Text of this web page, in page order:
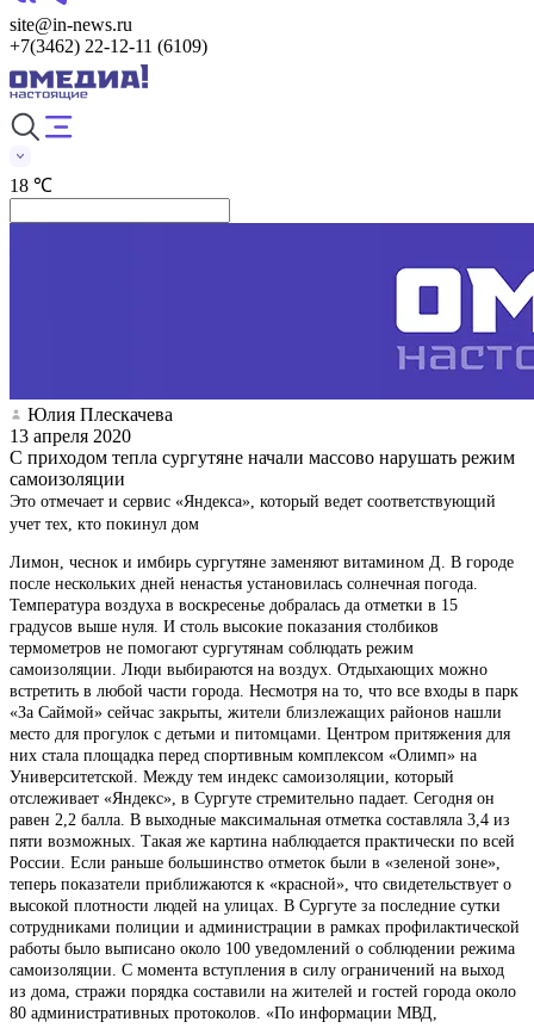
site@in-news.ru
+7(3462) 22-12-11 (6109)
18 ℃
Юлия Плескачева
13 апреля 2020
С приходом тепла сургутяне начали массово нарушать режим
самоизоляции
Это отмечает и сервис «Яндекса», который ведет соответствующий
учет тех, кто покинул дом
Лимон, чеснок и имбирь сургутяне заменяют витамином Д. В городе
после нескольких дней ненастья установилась солнечная погода.
Температура воздуха в воскресенье добралась да отметки в 15
градусов выше нуля. И столь высокие показания столбиков
термометров не помогают сургутянам соблюдать режим
самоизоляции. Люди выбираются на воздух. Отдыхающих можно
встретить в любой части города. Несмотря на то, что все входы в парк
«За Саймой» сейчас закрыты, жители близлежащих районов нашли
место для прогулок с детьми и питомцами. Центром притяжения для
них стала площадка перед спортивным комплексом «Олимп» на
Университетской. Между тем индекс самоизоляции, который
отслеживает «Яндекс», в Сургуте стремительно падает. Сегодня он
равен 2,2 балла. В выходные максимальная отметка составляла 3,4 из
пяти возможных. Такая же картина наблюдается практически по всей
России. Если раньше большинство отметок были в «зеленой зоне»,
теперь показатели приближаются к «красной», что свидетельствует о
высокой плотности людей на улицах. В Сургуте за последние сутки
сотрудниками полиции и администрации в рамках профилактической
работы было выписано около 100 уведомлений о соблюдении режима
самоизоляции. С момента вступления в силу ограничений на выход
из дома, стражи порядка составили на жителей и гостей города около
80 административных протоколов. «По информации МВД,